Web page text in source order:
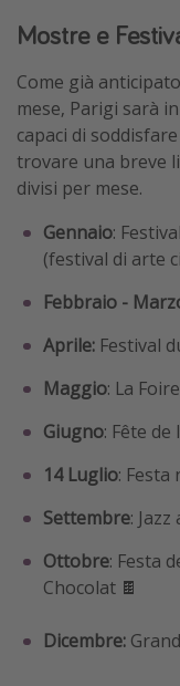
Mostre e
Come già
mese, Parigi sarà
capaci di
trovare una breve
divisi per mese.
Gennaio:
(festival di arte
Febbraio -
Aprile: Festival
Maggio: La
Giugno: Fête de
14 Luglio: Festa
Settembre:
Ottobre: Festa
Chocolat 🍫
Dicembre: